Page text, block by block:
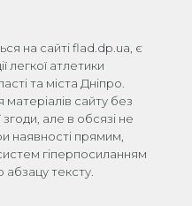
на сайті flad.dp.ua, є
легкої атлетики
та міста Дніпро.
сайту без
але в обсязі не
наявності прямим,
гіперпосиланням
тексту.